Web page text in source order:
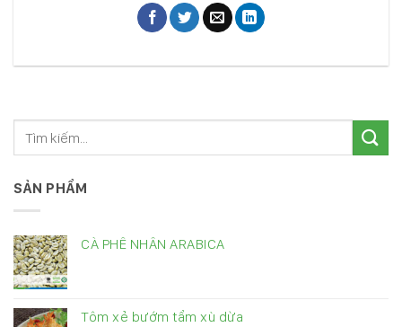
SẢN PHẨM
CÀ PHÊ NHÂN ARABICA
Tôm xẻ bướm tẩm xù dừa